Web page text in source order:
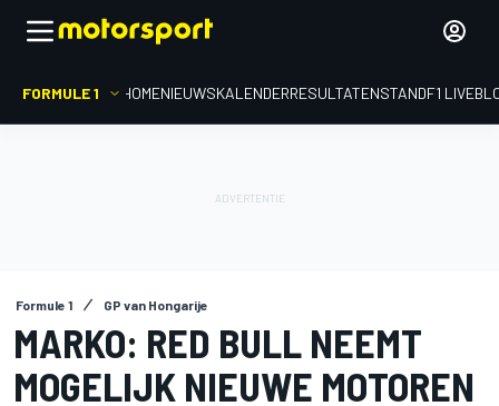
FORMULE 1 HOMENIEUWSKALENDERRESULTATENSTANDF1
Formule 1 GP van Hongarije
MARKO: RED BULL NEEMT
MOGELIJK NIEUWE MOTOREN